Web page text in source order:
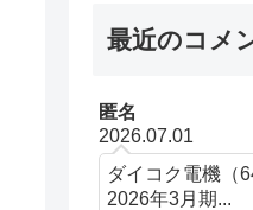
最近のコメ
匿名
2026.07.01
ダイコク電機（
2026年3月期...